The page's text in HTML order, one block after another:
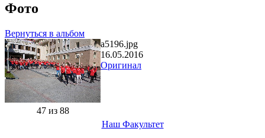
Фото
Вернуться в альбом
47 из 88
a5196.jpg
16.05.2016
Оригинал
Наш Факультет